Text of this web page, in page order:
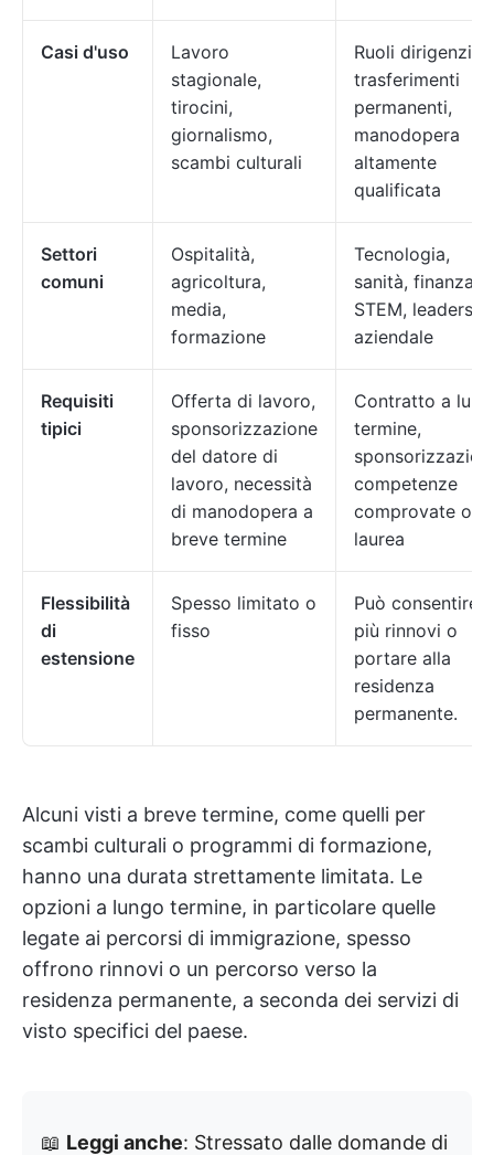
Casi d'uso
Lavoro
stagionale,
tirocini,
giornalismo,
scambi culturali
Ruoli dirigenziali,
trasferimenti
permanenti,
manodopera
altamente
qualificata
Settori
comuni
Ospitalità,
agricoltura,
media,
formazione
Tecnologia,
sanità, finanza,
STEM,
aziendale
Requisiti
tipici
Offerta di lavoro,
sponsorizzazione
del datore di
lavoro, necessità
di manodopera a
breve termine
Contratto a
termine,
competenze
comprovate o
laurea
Flessibilità
di
estensione
Spesso limitato o
fisso
Può consentire
più rinnovi o
portare alla
residenza
permanente.
Alcuni visti a breve termine, come quelli per
scambi culturali o programmi di formazione,
hanno una durata strettamente limitata. Le
opzioni a lungo termine, in particolare quelle
legate ai percorsi di immigrazione, spesso
offrono rinnovi o un percorso verso la
residenza permanente, a seconda dei servizi di
visto specifici del paese.
📖 Leggi anche: Stressato dalle domande di